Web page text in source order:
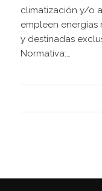
climatización y/o
empleen energías
y destinadas
Normativa:…